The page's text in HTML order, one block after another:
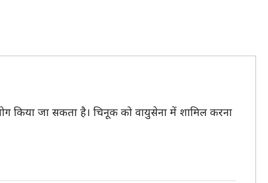
किया जा सकता है। चिनूक को वायुसेना में शामिल करना